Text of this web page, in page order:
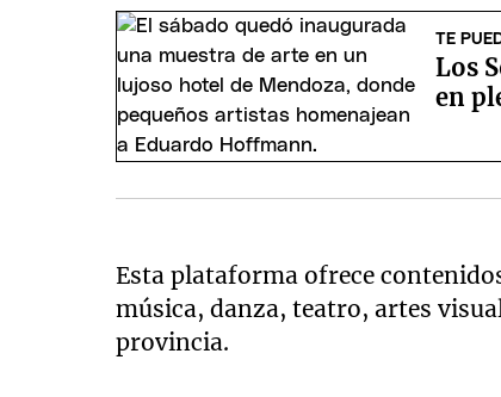
TE
Los
en
Esta plataforma ofrece
música, danza, teatro, artes
provincia.